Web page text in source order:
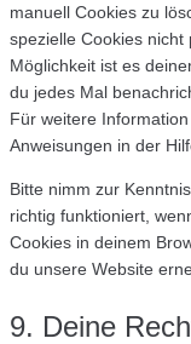
manuell Cookies zu
spezielle Cookies
Möglichkeit ist es
du jedes Mal
Für weitere
Anweisungen in der
Bitte nimm zur
richtig funktioniert,
Cookies in deinem
du unsere Website
9. Deine